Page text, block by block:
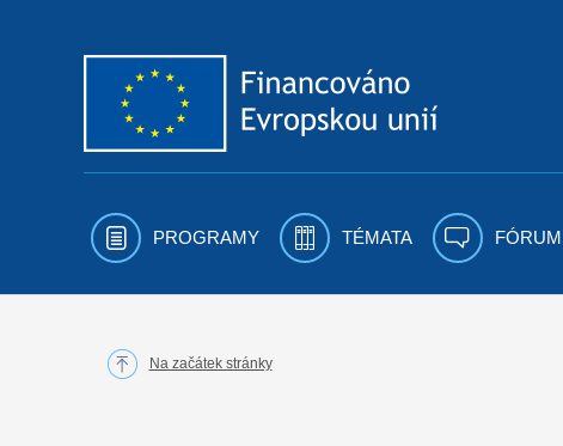
PROGRAMY TÉMATA FÓRUM
Na začátek stránky